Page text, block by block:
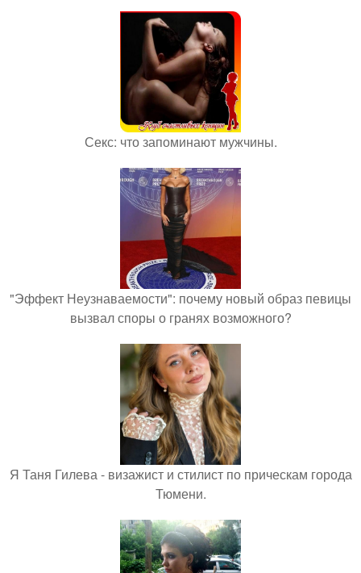
Секс: что запоминают мужчины.
"Эффект Неузнаваемости": почему новый образ певицы
вызвал споры о гранях возможного?
Я Таня Гилева - визажист и стилист по прическам города
Тюмени.